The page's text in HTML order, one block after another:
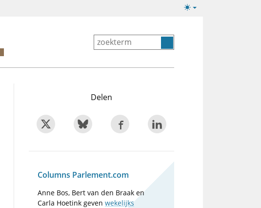
Lichte/donkere
Delen
Columns Parlement.com
Anne Bos, Bert van den Braak en
Carla Hoetink gevenwekelijks